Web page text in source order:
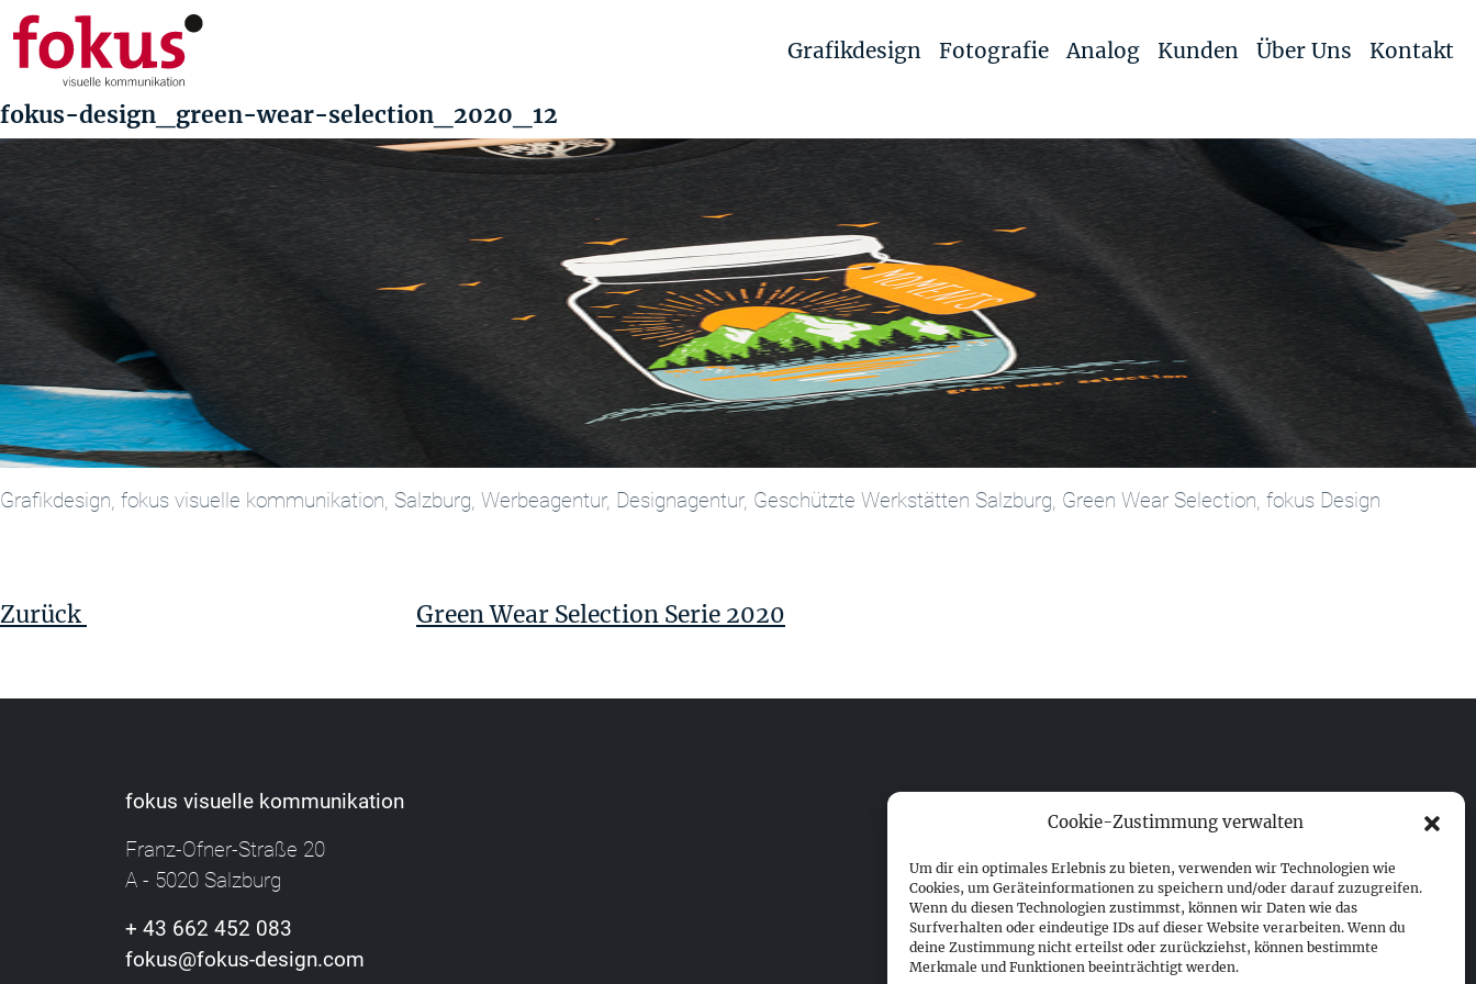
Cookie-Zustimmung verwalten
Um dir ein optimales Erlebnis zu bieten, verwenden wir Technologien wie
Cookies, um Geräteinformationen zu speichern und/oder darauf zuzugreifen.
Wenn du diesen Technologien zustimmst, können wir Daten wie das
Surfverhalten oder eindeutige IDs auf dieser Website verarbeiten. Wenn du
deine Zustimmung nicht erteilst oder zurückziehst, können bestimmte
Merkmale und Funktionen beeinträchtigt werden.
Grafikdesign Fotografie Analog Kunden Über Uns Kontakt
fokus-design_green-wear-selection_2020_12
Grafikdesign, fokus visuelle kommunikation, Salzburg, Werbeagentur, Designagentur, Geschützte Werkstätten Salzburg, Green Wear Selection, fokus Design
Zurück
Green Wear Selection Serie 2020
fokus visuelle kommunikation
Franz-Ofner-Straße 20
A - 5020 Salzburg
+ 43 662 452 083
fokus@fokus-design.com
Datenschutz
Cookie-Richtlinie (EU)